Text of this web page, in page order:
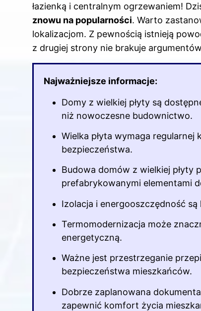
łazienką i centralnym ogrzewaniem!
znowu na popularności. Warto
lokalizacjom. Z pewnością istnieją
z drugiej strony nie brakuje
Najważniejsze informacje:
Domy z wielkiej płyty są
niż nowoczesne budownictwo.
Wielka płyta wymaga regularnej
bezpieczeństwa.
Budowa domów z wielkiej płyty
prefabrykowanymi elementami
Izolacja i energooszczędność
Termomodernizacja może
energetyczną.
Ważne jest przestrzeganie
bezpieczeństwa mieszkańców.
Dobrze zaplanowana
zapewnić komfort życia